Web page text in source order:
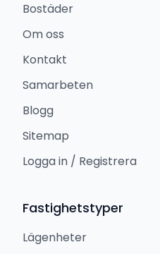
Bostäder
Om oss
Kontakt
Samarbeten
Blogg
Sitemap
Logga in / Registrera
Fastighetstyper
Lägenheter